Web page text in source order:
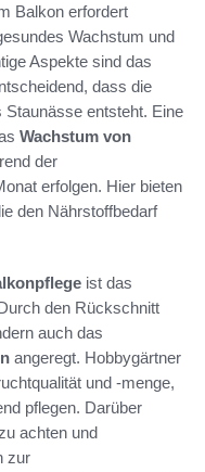
Balkon erfordert
Wachstum und
Aspekte sind das
dass die
entsteht. Eine
Wachstum von
der
erfolgen. Hier bieten
den Nährstoffbedarf
ist das
den Rückschnitt
auch das
angeregt. Hobbygärtner
und -menge,
pflegen. Darüber
achten und
zur